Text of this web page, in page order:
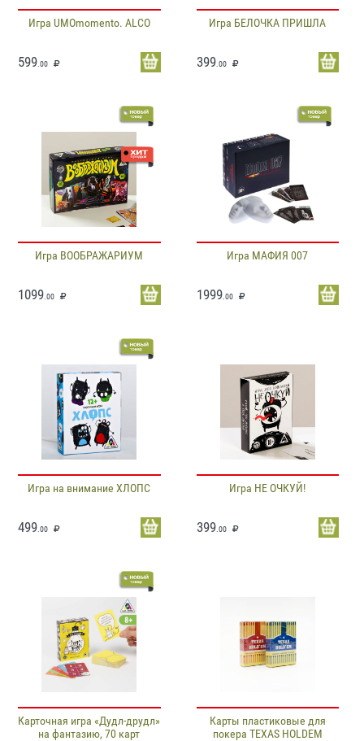
Игра UMOmomento. ALCO
599 .00
Игра БЕЛОЧКА ПРИШЛА
399.00
Игра ВООБРАЖАРИУМ
1099 .00
Игра МАФИЯ 007
1999.00
Игра на внимание ХЛОПС
499 .00
Игра НЕ ОЧКУЙ!
399.00
Карточная игра «Дудл-друдл»
на фантазию, 70 карт
Карты пластиковые для
покера TEXAS HOLDEM